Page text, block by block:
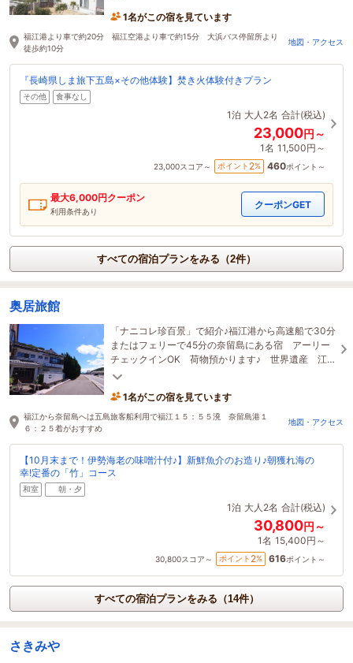
1名がこの宿を見ています
福江港より車で約20分 福江空港より車で約15分 大浜バス停留所より
徒歩約10分
地図・アクセス
『長崎県しま旅下五島×その他体験】焚き火体験付きプラン
その他 食事なし
1泊 大人2名 合計(税込)
23,000円～
1名 11,500円～
23,000スコア～ ポイント 2% 460ポイント～
最大6,000円クーポン
利用条件あり
クーポンGET
すべての宿泊プランをみる（2件）
奥居旅館
「ナニコレ珍百景」で紹介♪福江港から高速船で30分
またはフェリーで45分の奈留島にある宿 アーリー
チェックインOK 荷物預かります♪ 世界遺産 江
上天主堂まで車で15分。スーパーは徒歩五分♪ 喫煙
1名がこの宿を見ています
福江から奈留島へは五島旅客船利用で福江１５：５５溌 奈留島港１
６：２５着がおすすめ
地図・アクセス
【10月末まで！伊勢海老の味噌汁付♪】新鮮魚介のお造り♪朝獲れ海の
幸!定番の「竹」コース
和室 朝・夕
1泊 大人2名 合計(税込)
30,800円～
1名 15,400円～
30,800スコア～ ポイント 2% 616ポイント～
すべての宿泊プランをみる（14件）
さきみや